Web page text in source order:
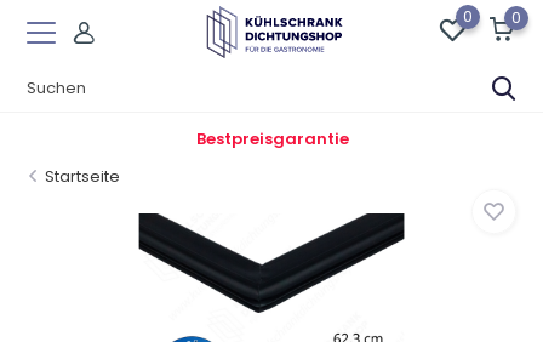
0 0
Bestpreisgarantie
Startseite